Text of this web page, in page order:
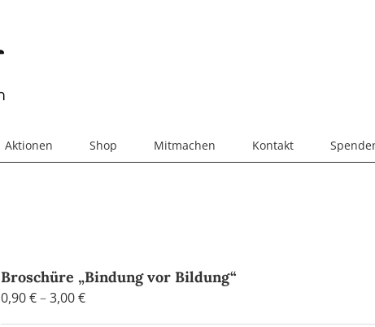
Aktionen Shop Mitmachen Kontakt
Broschüre „Bindung vor Bildung“
0,90€–3,00€Preisspanne: